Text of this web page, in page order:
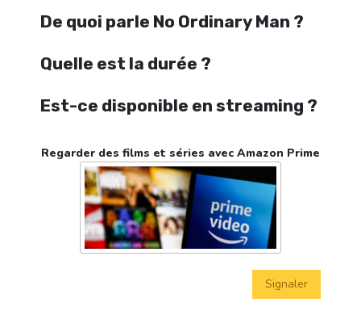
De quoi parle No Ordinary Man ?
Quelle est la durée ?
Est-ce disponible en streaming ?
Regarder des films et séries avec Amazon Prime
Signaler